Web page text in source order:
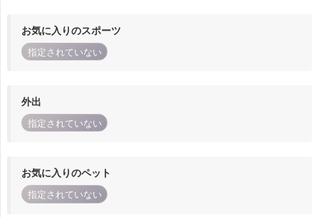
お気に入りのスポーツ
指定されていない
外出
指定されていない
お気に入りのペット
指定されていない